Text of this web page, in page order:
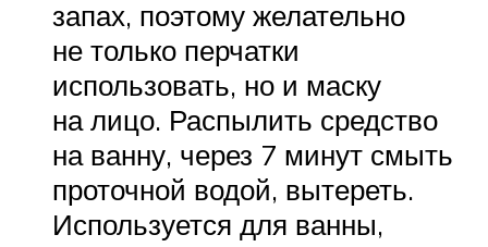
запах, поэтому желательно
не только перчатки
использовать, но и маску
на лицо. Распылить средство
на ванну, через 7 минут смыть
проточной водой, вытереть.
Используется для ванны,